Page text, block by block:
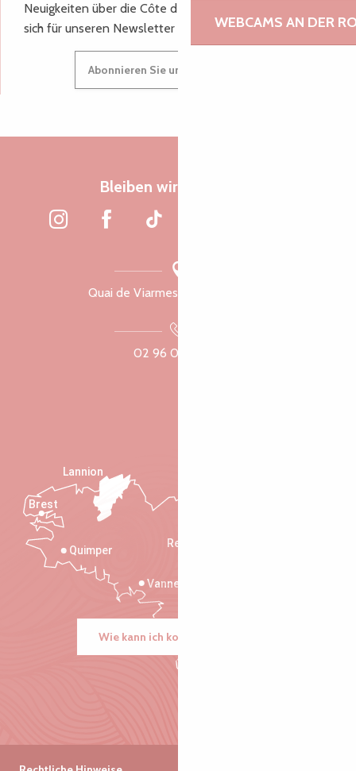
WEBCAMS AN DER
Neuigkeiten über die Côte de Granit Rose, melden Sie
sich für unseren Newsletter an.
Abonnieren Sie unseren Newsletter
Bleiben wir verbunden
Quai de Viarmes, 22300 Lannion
02 96 05 60 70
Rennes
Vannes
Quimper
Lannion
Brest
Wie kann ich kommen?